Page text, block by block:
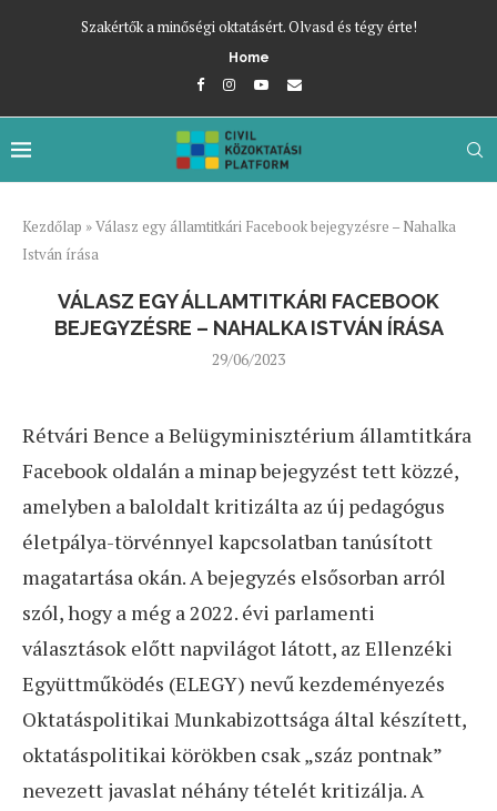
Szakértők a minőségi oktatásért. Olvasd és tégy érte!
Home
Kezdőlap »Válasz egy államtitkári Facebook bejegyzésre – Nahalka
István írása
VÁLASZ EGY ÁLLAMTITKÁRI FACEBOOK
BEJEGYZÉSRE – NAHALKA ISTVÁN ÍRÁSA
29/06/2023
Rétvári Bence a Belügyminisztérium államtitkára
Facebook oldalán a minap bejegyzést tett közzé,
amelyben a baloldalt kritizálta az új pedagógus
életpálya-törvénnyel kapcsolatban tanúsított
magatartása okán. A bejegyzés elsősorban arról
szól, hogy a még a 2022. évi parlamenti
választások előtt napvilágot látott, az Ellenzéki
Együttműködés (ELEGY) nevű kezdeményezés
Oktatáspolitikai Munkabizottsága által készített,
oktatáspolitikai körökben csak „száz pontnak”
nevezett javaslat néhány tételét kritizálja. A